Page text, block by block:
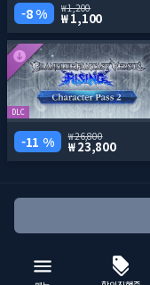
8 % 1,200
1,100
DLC
11 % 26,800
23,800